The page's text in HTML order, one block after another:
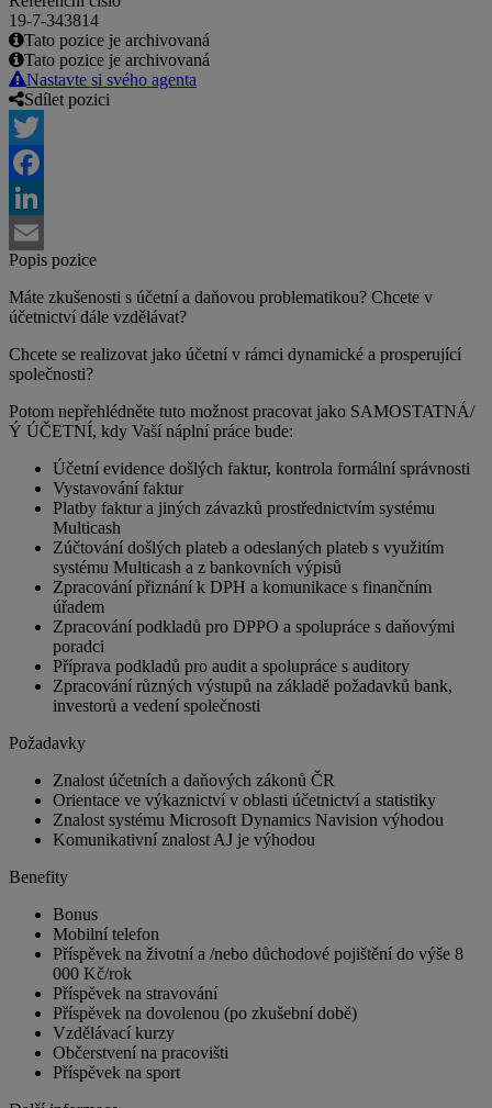
19-7-343814
Tato pozice je archivovaná
Tato pozice je archivovaná
Nastavte si svého agenta
Sdílet pozici
Twitter
Facebook
LinkedIn
Email
Popis pozice
Máte zkušenosti s účetní a daňovou problematikou? Chcete v
účetnictví dále vzdělávat?
Chcete se realizovat jako účetní v rámci dynamické a prosperující
společnosti?
Potom nepřehlédněte tuto možnost pracovat jako SAMOSTATNÁ/
Ý ÚČETNÍ, kdy Vaší náplní práce bude:
Účetní evidence došlých faktur, kontrola formální správnosti
Vystavování faktur
Platby faktur a jiných závazků prostřednictvím systému
Multicash
Zúčtování došlých plateb a odeslaných plateb s využitím
systému Multicash a z bankovních výpisů
Zpracování přiznání k DPH a komunikace s finančním
úřadem
Zpracování podkladů pro DPPO a spolupráce s daňovými
poradci
Příprava podkladů pro audit a spolupráce s auditory
Zpracování různých výstupů na základě požadavků bank,
investorů a vedení společnosti
Požadavky
Znalost účetních a daňových zákonů ČR
Orientace ve výkaznictví v oblasti účetnictví a statistiky
Znalost systému Microsoft Dynamics Navision výhodou
Komunikativní znalost AJ je výhodou
Benefity
Bonus
Mobilní telefon
Příspěvek na životní a /nebo důchodové pojištění do výše 8
000 Kč/rok
Příspěvek na stravování
Příspěvek na dovolenou (po zkušební době)
Vzdělávací kurzy
Občerstvení na pracovišti
Příspěvek na sport